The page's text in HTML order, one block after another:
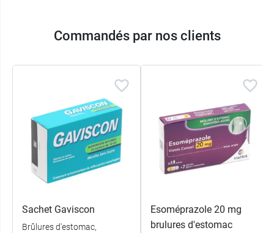
Commandés par nos clients
Sachet Gaviscon
Brûlures d'estomac,
Esoméprazole 20 mg
brulures d'estomac